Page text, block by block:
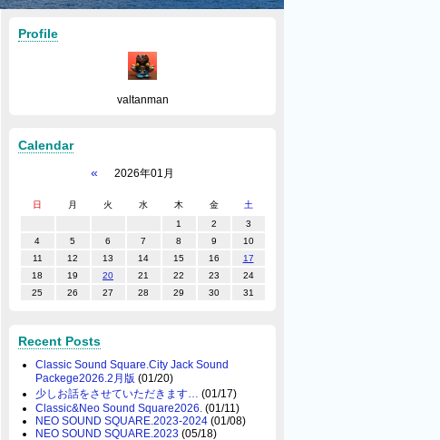
Profile
valtanman
Calendar
«
2026年01月
日 月 火 水 木 金
土
1
2
3
4
5 6 7 8 9
10
11
12 13 14 15 16
17
18
19 20 21 22 23
24
25
26 27 28 29 30 31
Recent Posts
Classic Sound Square.City Jack Sound
Packege2026.2月版 (01/20)
少しお話をさせていただきます… (01/17)
Classic&Neo Sound Square2026. (01/11)
NEO SOUND SQUARE.2023-2024 (01/08)
NEO SOUND SQUARE.2023 (05/18)